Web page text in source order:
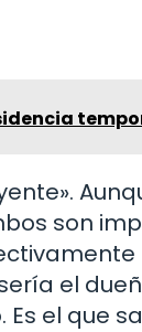
son
el
el que